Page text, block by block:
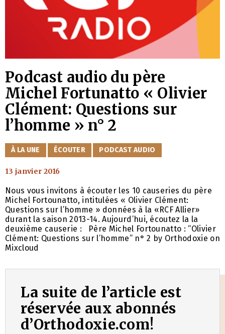
Podcast audio du père
Michel Fortunatto « Olivier
Clément: Questions sur
l’homme » n° 2
CATÉGORIES
À LA UNE ÉCOUTER PODCAST AUDIO
13 janvier 2016
Nous vous invitons à écouter les 10 causeries du père
Michel Fortounatto, intitulées « Olivier Clément:
Questions sur l’homme » données à la «RCF Allier»
durant la saison 2013-14. Aujourd’hui, écoutez la la
deuxième causerie : Père Michel Fortounatto : “Olivier
Clément: Questions sur l’homme” n° 2 by Orthodoxie on
Mixcloud
La suite de l’article est
réservée aux abonnés
d’Orthodoxie.com!